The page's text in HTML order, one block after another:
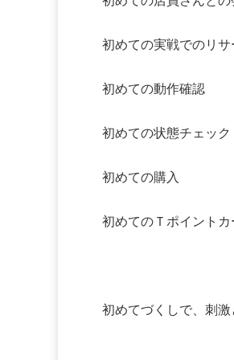
初めての実戦でのリサ
初めての動作確認
初めての状態チェック
初めての購入
初めてのＴポイントカ
初めてづくしで、刺